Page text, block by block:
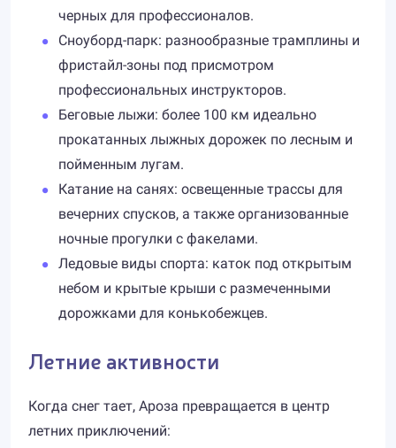
черных для профессионалов.
Сноуборд-парк: разнообразные трамплины и
фристайл-зоны под присмотром
профессиональных инструкторов.
Беговые лыжи: более 100 км идеально
прокатанных лыжных дорожек по лесным и
пойменным лугам.
Катание на санях: освещенные трассы для
вечерних спусков, а также организованные
ночные прогулки с факелами.
Ледовые виды спорта: каток под открытым
небом и крытые крыши с размеченными
дорожками для конькобежцев.
Летние активности
Когда снег тает, Ароза превращается в центр
летних приключений: